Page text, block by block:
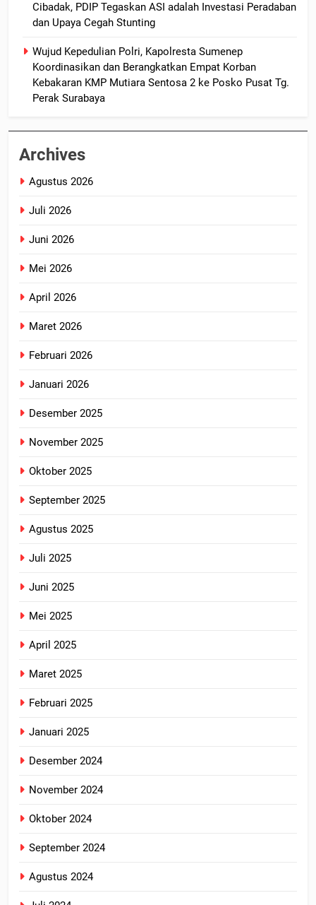
Cibadak, PDIP Tegaskan ASI adalah Investasi Peradaban
dan Upaya Cegah Stunting
Wujud Kepedulian Polri, Kapolresta Sumenep
Koordinasikan dan Berangkatkan Empat Korban
Kebakaran KMP Mutiara Sentosa 2 ke Posko Pusat Tg.
Perak Surabaya
Archives
Agustus 2026
Juli 2026
Juni 2026
Mei 2026
April 2026
Maret 2026
Februari 2026
Januari 2026
Desember 2025
November 2025
Oktober 2025
September 2025
Agustus 2025
Juli 2025
Juni 2025
Mei 2025
April 2025
Maret 2025
Februari 2025
Januari 2025
Desember 2024
November 2024
Oktober 2024
September 2024
Agustus 2024